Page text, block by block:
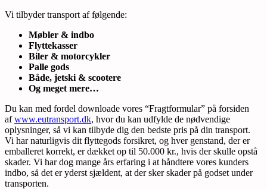
Vi tilbyder transport af følgende:
Møbler & indbo
Flyttekasser
Biler & motorcykler
Palle gods
Både, jetski & scootere
Og meget mere…
Du kan med fordel downloade vores “Fragtformular” på forsiden
afwww.eutransport.dk, hvor du kan udfylde de nødvendige
oplysninger, så vi kan tilbyde dig den bedste pris på din transport.
Vi har naturligvis dit flyttegods forsikret, og hver genstand, der er
emballeret korrekt, er dækket op til 50.000 kr., hvis der skulle opstå
skader. Vi har dog mange års erfaring i at håndtere vores kunders
indbo, så det er yderst sjældent, at der sker skader på godset under
transporten.